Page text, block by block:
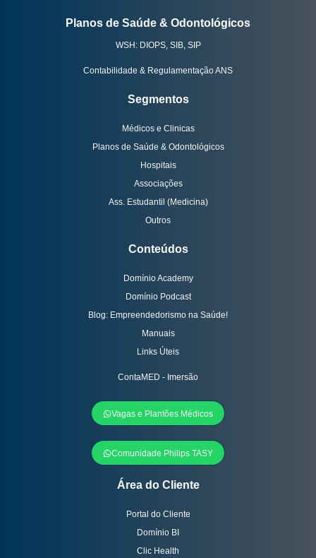
Planos de Saúde & Odontológicos
WSH: DIOPS, SIB, SIP
Contabilidade & Regulamentação ANS
Segmentos
Médicos e Clinicas
Planos de Saúde & Odontológicos
Hospitais
Associações
Ass. Estudantil (Medicina)
Outros
Conteúdos
Domínio Academy
Domínio Podcast
Blog: Empreendedorismo na Saúde!
Manuais
Links Úteis
ContaMED - Imersão
Vagas e Plantões Médicos
Comunidade Philips TASY
Área do Cliente
Portal do Cliente
Domínio BI
Clic Health